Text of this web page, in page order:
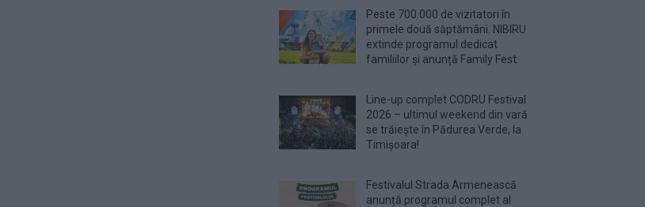
Peste 700.000 de vizitatori în
primele două săptămâni. NIBIRU
extinde programul dedicat
familiilor și anunță Family Fest.
Line-up complet CODRU Festival
2026 – ultimul weekend din vară
se trăiește în Pădurea Verde, la
Timișoara!
Festivalul Strada Armenească
anunță programul complet al